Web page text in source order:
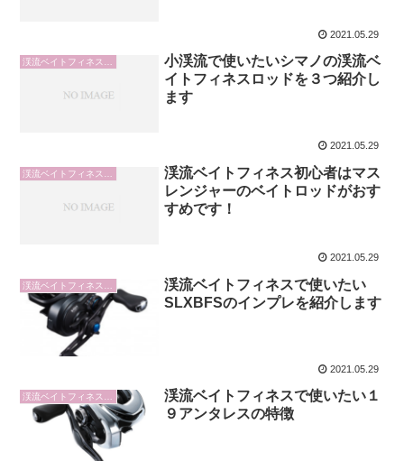
2021.05.29
小渓流で使いたいシマノの渓流ベ
イトフィネスロッドを３つ紹介し
ます
2021.05.29
渓流ベイトフィネス初心者はマス
レンジャーのベイトロッドがおす
すめです！
2021.05.29
渓流ベイトフィネスで使いたい
SLXBFSのインプレを紹介します
2021.05.29
渓流ベイトフィネスリール
渓流ベイトフィネスで使いたい１
９アンタレスの特徴